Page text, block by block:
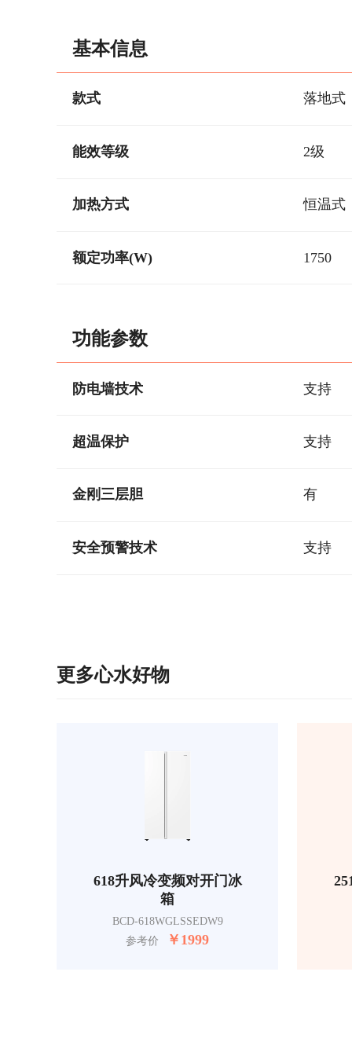
基本信息
款式 落地式
能效等级 2级
加热方式 恒温式
额定功率(W) 1750
功能参数
防电墙技术 支持
超温保护 支持
金刚三层胆 有
安全预警技术 支持
更多心水好物
618升风冷变频对开门冰
箱
BCD-618WGLSSEDW9
参考价
￥ 1999